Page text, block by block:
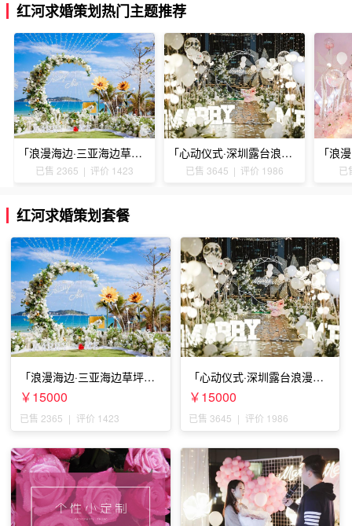
红河求婚策划热门主题推荐
「浪漫海边·三亚海边草坪浪漫求婚」
已售 2365 | 评价 1423
「心动仪式·深圳露台浪漫求婚」
已售 3645 | 评价 1986 已
红河求婚策划套餐
「浪漫海边·三亚海边草坪浪
漫求婚」
￥15000
已售 2365 | 评价 1423
「心动仪式·深圳露台浪漫求
婚」
￥15000
已售 3645 | 评价 1986